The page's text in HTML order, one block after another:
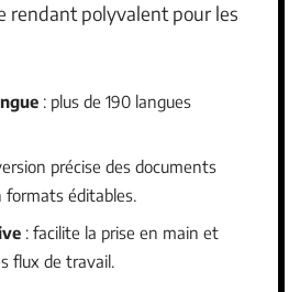
rendant polyvalent pour les
: plus de 190 langues
précise des documents
formats éditables.
: facilite la prise en main et
flux de travail.